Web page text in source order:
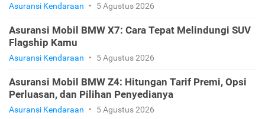
Asuransi Kendaraan • 5 Agustus 2026
Asuransi Mobil BMW X7: Cara Tepat Melindungi SUV
Flagship Kamu
Asuransi Kendaraan • 5 Agustus 2026
Asuransi Mobil BMW Z4: Hitungan Tarif Premi, Opsi
Perluasan, dan Pilihan Penyedianya
Asuransi Kendaraan • 5 Agustus 2026